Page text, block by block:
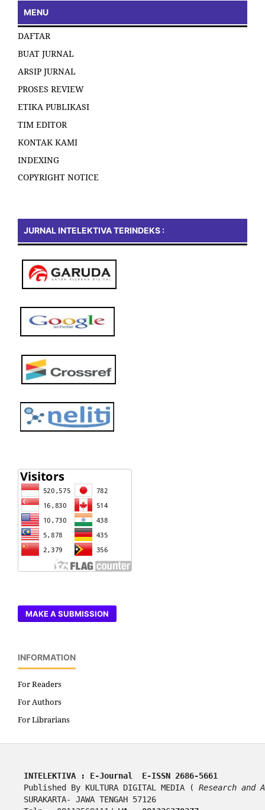
MENU
DAFTAR
BUAT JURNAL
ARSIP JURNAL
PROSES REVIEW
ETIKA PUBLIKASI
TIM EDITOR
KONTAK KAMI
INDEXING
COPYRIGHT NOTICE
JURNAL INTELEKTIVA TERINDEKS :
MAKE A SUBMISSION
INFORMATION
For Readers
For Authors
For Librarians
INTELEKTIVA : E-Journal  E-ISSN 2686-5661
Published By KULTURA DIGITAL MEDIA ( Research and
SURAKARTA- JAWA TENGAH 57126